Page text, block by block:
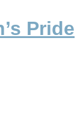
Pride